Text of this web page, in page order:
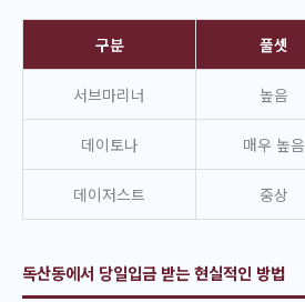
구분 풀셋
서브마리너 높음
데이토나 매우 높음
데이저스트 중상
독산동에서 당일입금 받는 현실적인 방법